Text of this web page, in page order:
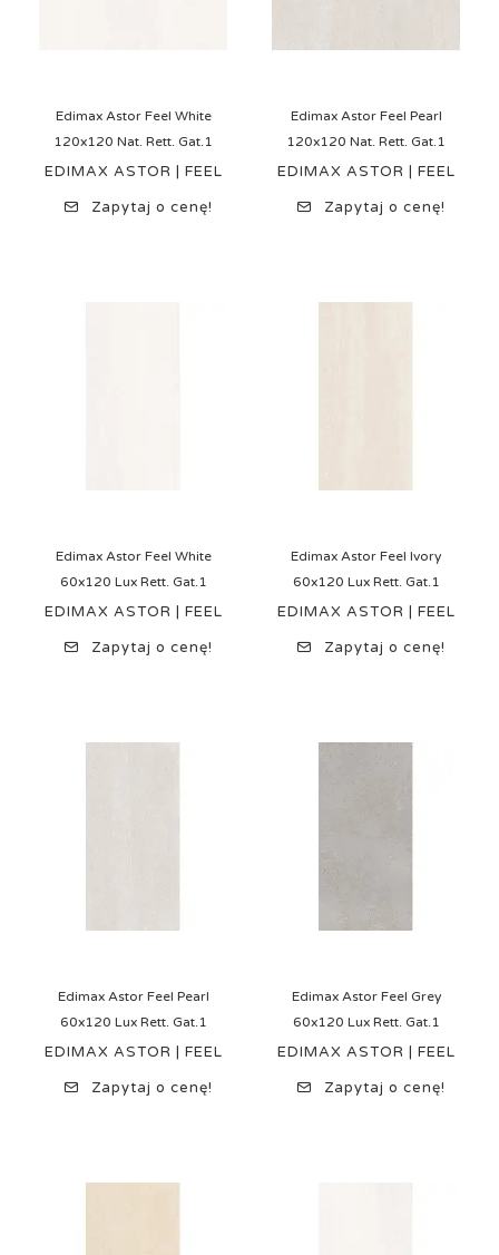
Edimax Astor Feel White
120x120 Nat. Rett. Gat.1
EDIMAX ASTOR | FEEL
Zapytaj o cenę!
Edimax Astor Feel Pearl
120x120 Nat. Rett. Gat.1
EDIMAX ASTOR | FEEL
Zapytaj o cenę!
Edimax Astor Feel White
60x120 Lux Rett. Gat.1
EDIMAX ASTOR | FEEL
Zapytaj o cenę!
Edimax Astor Feel Ivory
60x120 Lux Rett. Gat.1
EDIMAX ASTOR | FEEL
Zapytaj o cenę!
Edimax Astor Feel Pearl
60x120 Lux Rett. Gat.1
EDIMAX ASTOR | FEEL
Zapytaj o cenę!
Edimax Astor Feel Grey
60x120 Lux Rett. Gat.1
EDIMAX ASTOR | FEEL
Zapytaj o cenę!